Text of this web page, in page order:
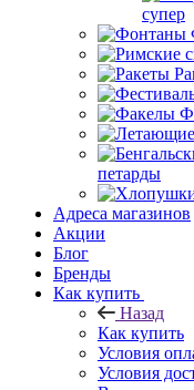
супер
петарды
Адреса магазинов
Акции
Блог
Бренды
Как купить
Назад
Как купить
Условия
Условия